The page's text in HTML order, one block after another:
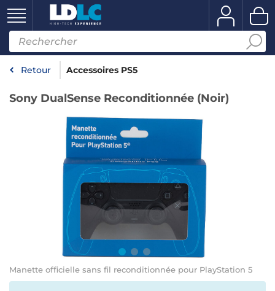
Retour Accessoires PS5
Sony DualSense Reconditionnée (Noir)
Manette officielle sans fil reconditionnée pour PlayStation 5